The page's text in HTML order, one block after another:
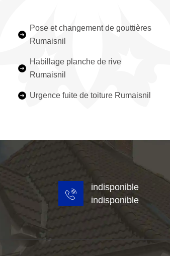
Pose et changement de gouttières
Rumaisnil
Habillage planche de rive
Rumaisnil
Urgence fuite de toiture Rumaisnil
indisponible
indisponible